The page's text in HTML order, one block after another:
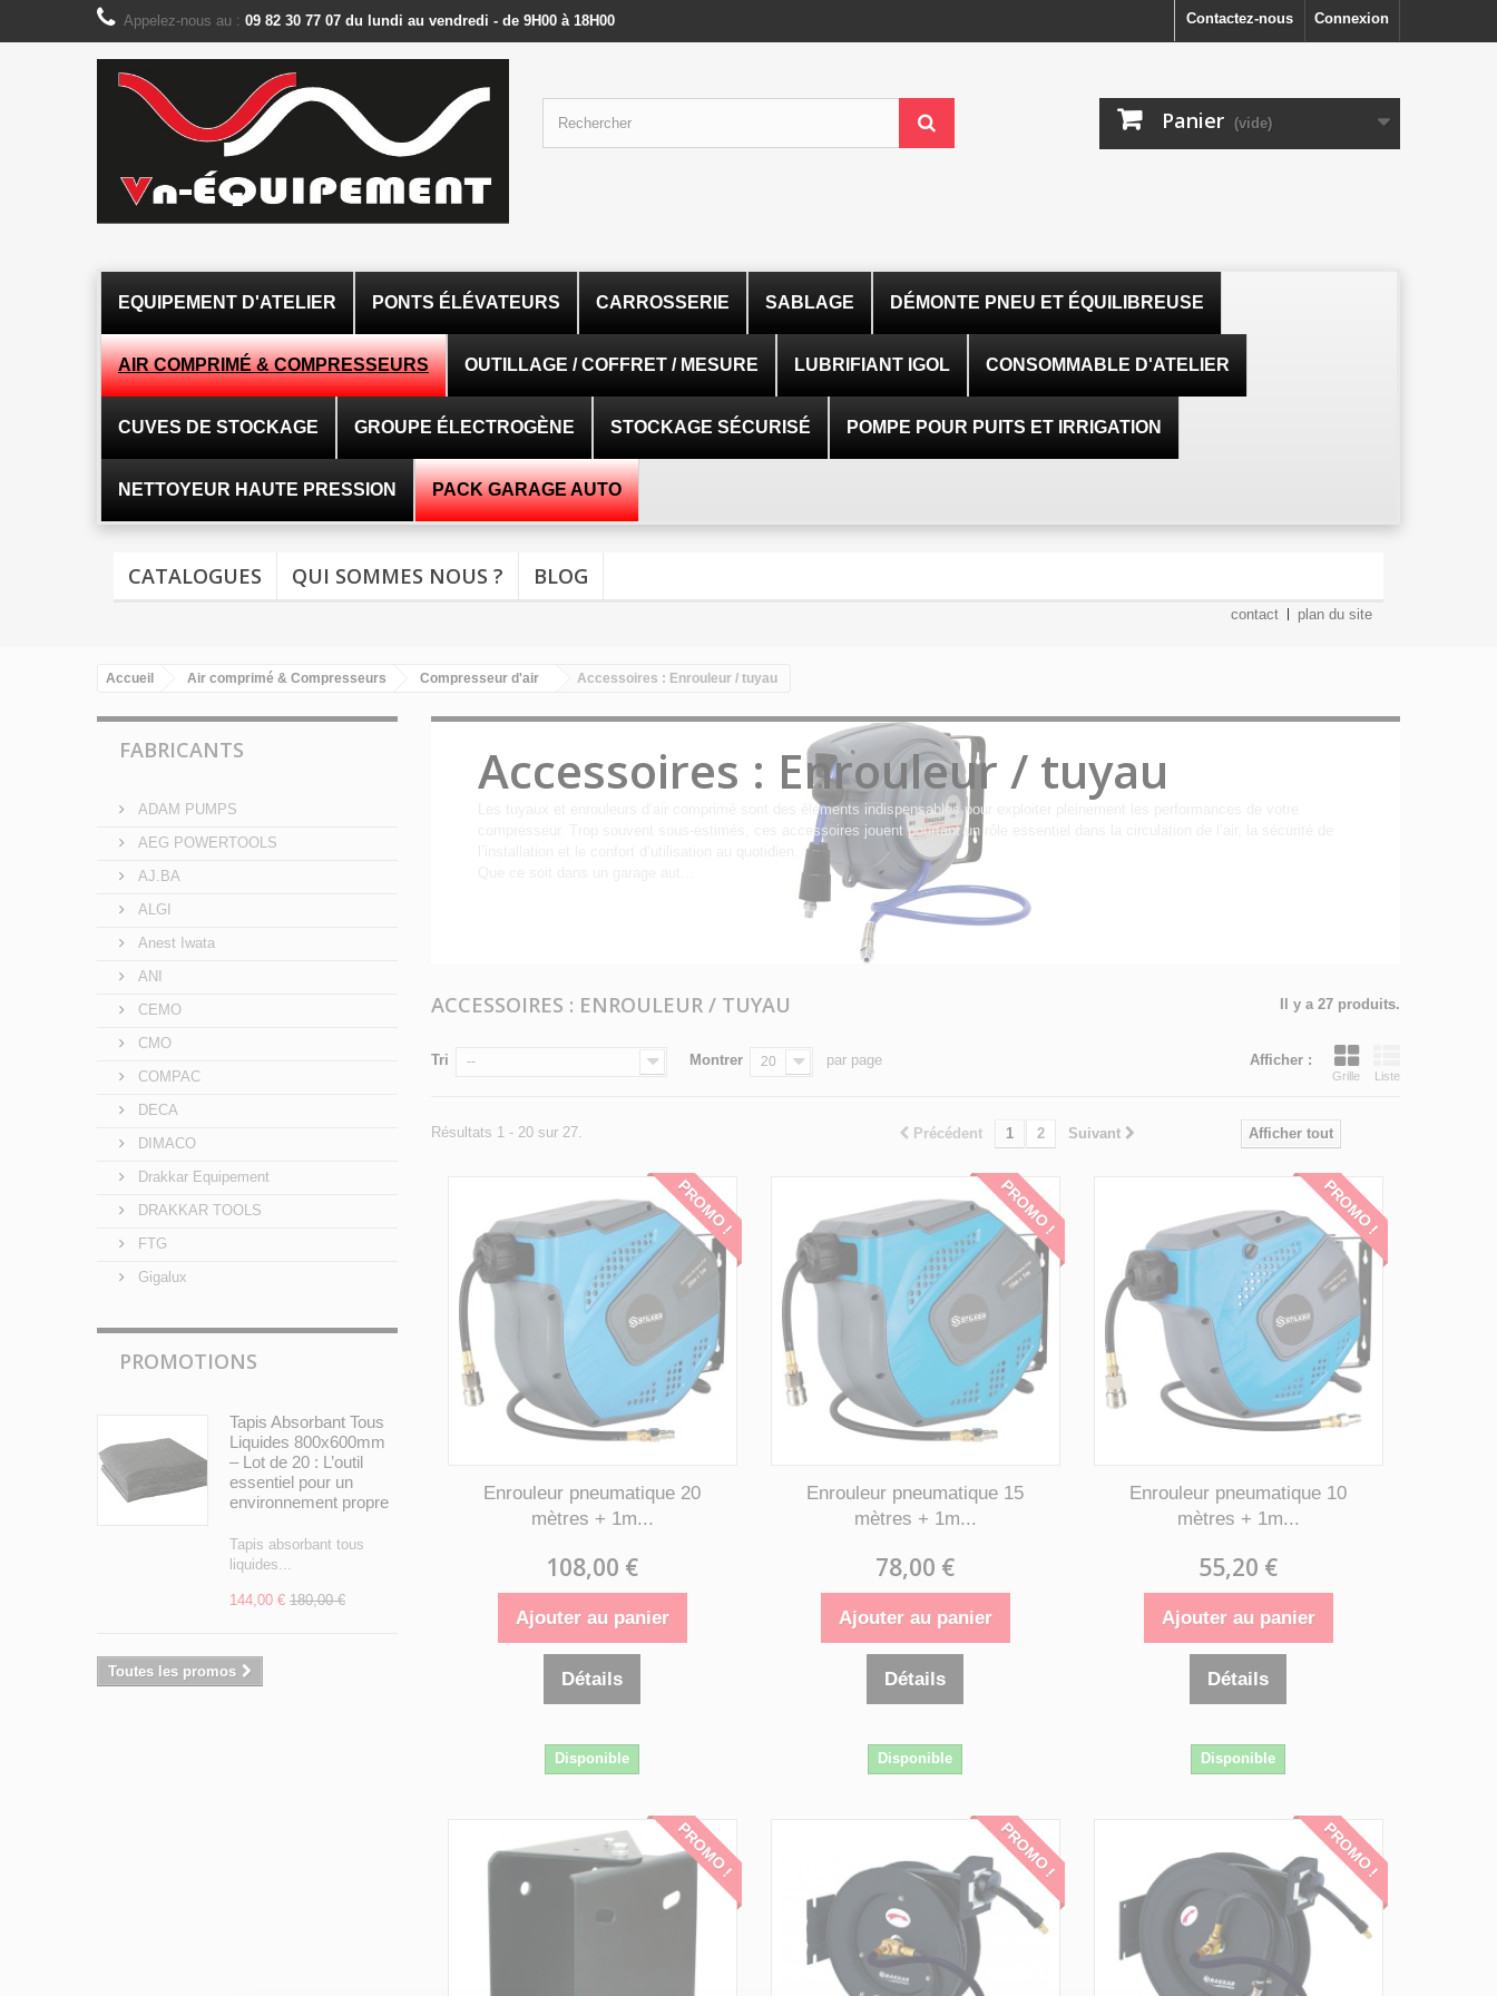
Panneau de gestion des cookies
Connexion
Contactez-nous
Appelez-nous au : 09 82 30 77 07 du lundi au vendredi - de 9H00 à 18H00
Panier (vide)
EQUIPEMENT D'ATELIER PONTS ÉLÉVATEURS CARROSSERIE SABLAGE DÉMONTE PNEU ET ÉQUILIBREUSE
AIR COMPRIMÉ & COMPRESSEURS OUTILLAGE / COFFRET / MESURE LUBRIFIANT IGOL CONSOMMABLE D'ATELIER
CUVES DE STOCKAGE GROUPE ÉLECTROGÈNE STOCKAGE SÉCURISÉ POMPE POUR PUITS ET IRRIGATION
NETTOYEUR HAUTE PRESSION PACK GARAGE AUTO
CATALOGUES QUI SOMMES NOUS ? BLOG
contact plan du site
Accueil Air comprimé & Compresseurs Compresseur d'air Accessoires : Enrouleur / tuyau
FABRICANTS
ADAM PUMPS
AEG POWERTOOLS
AJ.BA
ALGI
Anest Iwata
ANI
CEMO
CMO
COMPAC
DECA
DIMACO
Drakkar Equipement
DRAKKAR TOOLS
FTG
Gigalux
PROMOTIONS
Tapis Absorbant Tous
Liquides 800x600mm
– Lot de 20 : L’outil
essentiel pour un
environnement propre
Tapis absorbant tous
liquides...
144,00 € 180,00 €
Toutes les promos
Accessoires : Enrouleur / tuyau
Les tuyaux et enrouleurs d’air comprimé sont des éléments indispensables pour exploiter pleinement les performances de votre
compresseur. Trop souvent sous-estimés, ces accessoires jouent pourtant un rôle essentiel dans la circulation de l’air, la sécurité de
ACCESSOIRES : ENROULEUR / TUYAU Il y a 27 produits.
Afficher :
Grille Liste
Tri -- Montrer 20 par page
Afficher tout
Précédent 1 2 Suivant
Résultats 1 - 20 sur 27.
PROMO !
Enrouleur pneumatique 20
mètres + 1m...
108,00 €
Ajouter au panier
Détails
Disponible
PROMO !
Enrouleur pneumatique 15
mètres + 1m...
78,00 €
Ajouter au panier
Détails
Disponible
PROMO !
Enrouleur pneumatique 10
mètres + 1m...
55,20 €
Ajouter au panier
Détails
Disponible
PROMO ! PROMO ! PROMO !